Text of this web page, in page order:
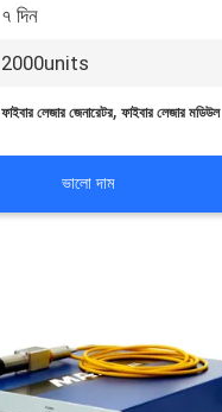
৭ দিন
2000units
ফাইবার লেজার জেনারেটর,ফাইবার লেজার মডিউল
ভালো দাম